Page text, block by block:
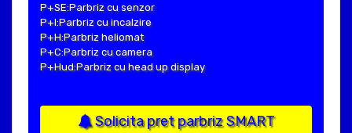
P+SE:Parbriz cu senzor
P+I:Parbriz cu incalzire
P+H:Parbriz heliomat
P+C:Parbriz cu camera
P+Hud:Parbriz cu head up display
Solicita pret parbriz SMART